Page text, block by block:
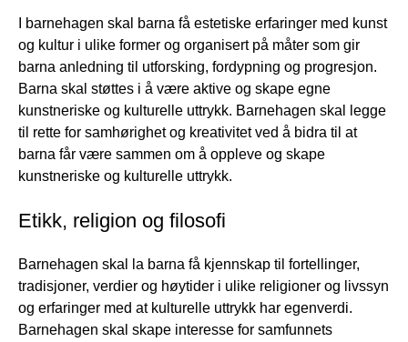
I barnehagen skal barna få estetiske erfaringer med kunst
og kultur i ulike former og organisert på måter som gir
barna anledning til utforsking, fordypning og progresjon.
Barna skal støttes i å være aktive og skape egne
kunstneriske og kulturelle uttrykk. Barnehagen skal legge
til rette for samhørighet og kreativitet ved å bidra til at
barna får være sammen om å oppleve og skape
kunstneriske og kulturelle uttrykk.
Etikk, religion og filosofi
Barnehagen skal la barna få kjennskap til fortellinger,
tradisjoner, verdier og høytider i ulike religioner og livssyn
og erfaringer med at kulturelle uttrykk har egenverdi.
Barnehagen skal skape interesse for samfunnets